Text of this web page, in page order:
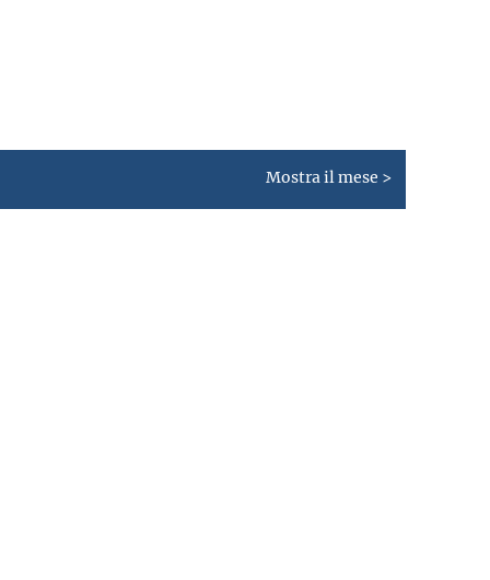
Mostra il mese >